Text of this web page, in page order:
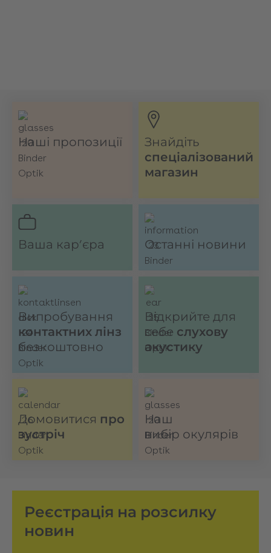
Наші пропозиції
Знайдіть
спеціалізований
магазин
Ваша кар’єра Останні новини
Випробування
контактних лінз
безкоштовно
Відкрийте для
себе слухову
акустику
Домовитися про
зустріч
Наш
вибір окулярів
Реєстрація на розсилку
новин